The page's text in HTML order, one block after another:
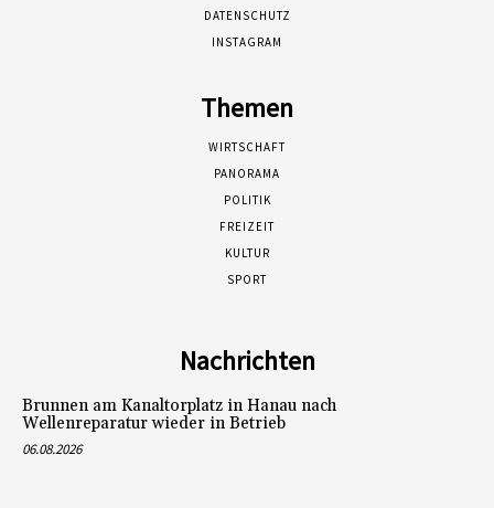
DATENSCHUTZ
INSTAGRAM
Themen
WIRTSCHAFT
PANORAMA
POLITIK
FREIZEIT
KULTUR
SPORT
Nachrichten
Brunnen am Kanaltorplatz in Hanau nach
Wellenreparatur wieder in Betrieb
06.08.2026